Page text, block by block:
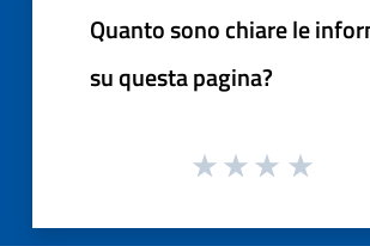
Quanto sono chiare le
su questa pagina?